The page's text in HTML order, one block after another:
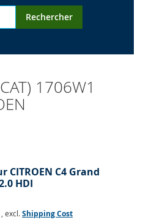
Rechercher
1706W1
CITROEN C4 Grand
HDI
, excl.Shipping Cost